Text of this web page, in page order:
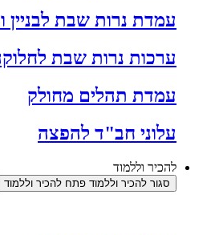
עמדת נרות שבת לבניין
ערכות נרות שבת
עמדת תהלים מחולק
עלוני חב"ד להפצה
להכיר וללמוד
סגור להכיר וללמוד פתח להכיר וללמוד